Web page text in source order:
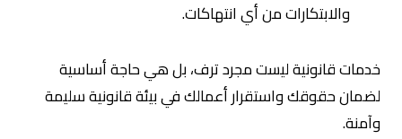
والابتكارات من أي انتهاكات.
خدمات قانونية ليست مجرد ترف، بل هي حاجة أساسية
لضمان حقوقك واستقرار أعمالك في بيئة قانونية سليمة
وآمنة.